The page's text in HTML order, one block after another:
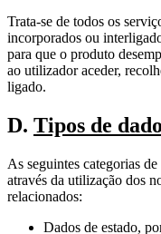
Trata-se de todos os
incorporados ou
para que o produto
ao utilizador aceder,
ligado.
D. Tipos de
As seguintes categorias
através da utilização dos
relacionados:
Dados de estado,